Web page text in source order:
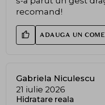
recomand!
ADAUGA UN
Gabriela Niculescu
21 iulie 2026
Hidratare reala